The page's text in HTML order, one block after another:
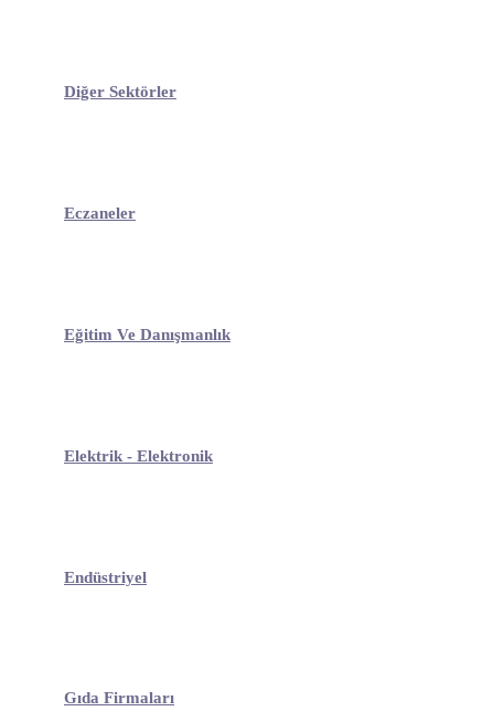
Diğer Sektörler
Eczaneler
Eğitim Ve Danışmanlık
Elektrik - Elektronik
Endüstriyel
Gıda Firmaları